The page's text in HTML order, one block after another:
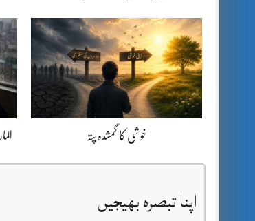
خوشی کا گمشدہ پتہ
اپنا تبصرہ بھیجیں